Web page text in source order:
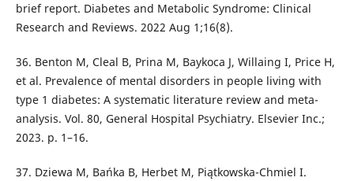
brief report. Diabetes and Metabolic Syndrome: Clinical
Research and Reviews. 2022 Aug 1;16(8).
36. Benton M, Cleal B, Prina M, Baykoca J, Willaing I, Price H,
et al. Prevalence of mental disorders in people living with
type 1 diabetes: A systematic literature review and meta-
analysis. Vol. 80, General Hospital Psychiatry. Elsevier Inc.;
2023. p. 1–16.
37. Dziewa M, Bańka B, Herbet M, Piątkowska-Chmiel I.